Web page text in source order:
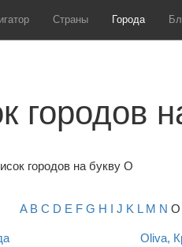
Страны Города
городов
городов на букву O
A B C D E F G H I J K L M N O
Oliva,